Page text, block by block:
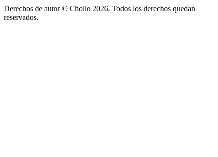
Derechos de autor © Chollo 2026. Todos los derechos quedan
reservados.